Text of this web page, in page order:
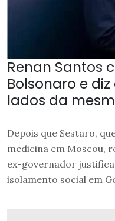
Renan Santos
Bolsonaro e
lados da
Depois que Sestaro,
medicina em Moscou,
ex-governador
isolamento social em